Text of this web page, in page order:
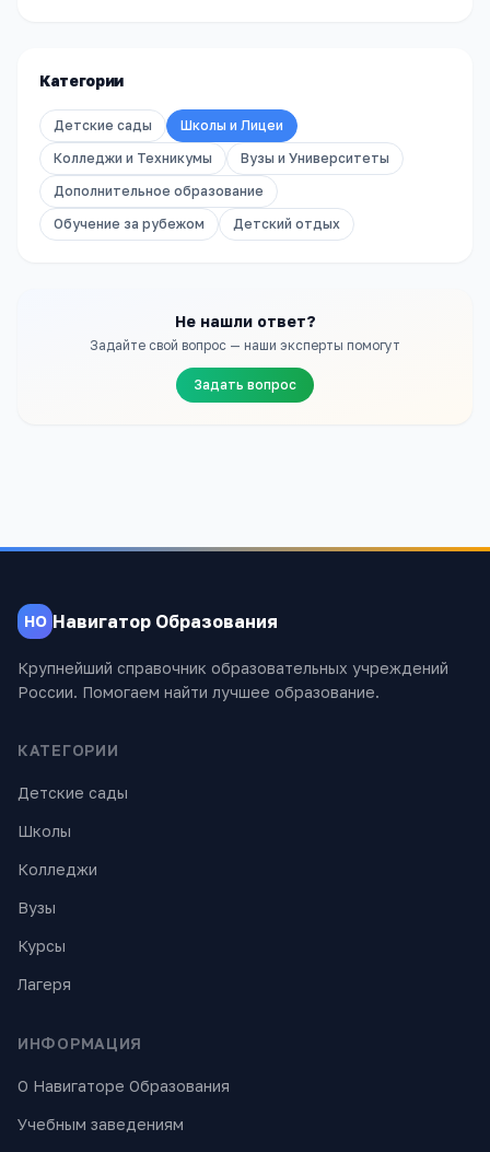
Категории
Детские сады
Школы и Лицеи
Колледжи и Техникумы
Вузы и Университеты
Дополнительное образование
Обучение за рубежом
Детский отдых
Не нашли ответ?
Задайте свой вопрос — наши эксперты помогут
Задать вопрос
НО Навигатор Образования
Крупнейший справочник образовательных учреждений
России. Помогаем найти лучшее образование.
КАТЕГОРИИ
Детские сады
Школы
Колледжи
Вузы
Курсы
Лагеря
ИНФОРМАЦИЯ
О Навигаторе Образования
Учебным заведениям